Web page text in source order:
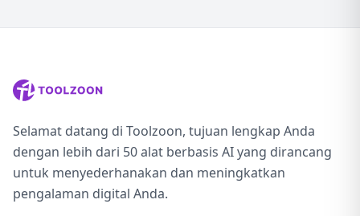
Selamat datang di Toolzoon, tujuan lengkap Anda
dengan lebih dari 50 alat berbasis AI yang dirancang
untuk menyederhanakan dan meningkatkan
pengalaman digital Anda.